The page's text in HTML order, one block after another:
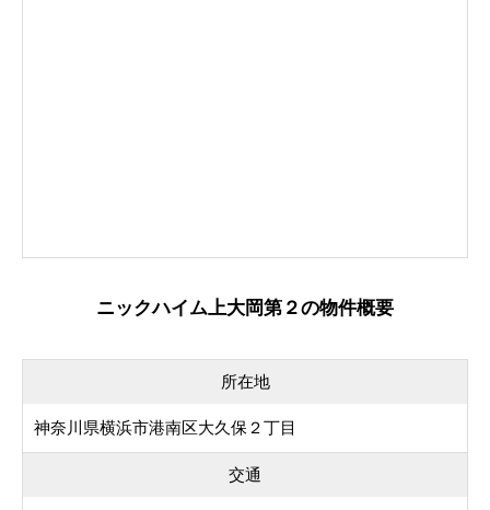
ニックハイム上大岡第２の物件概要
所在地
神奈川県横浜市港南区大久保２丁目
交通